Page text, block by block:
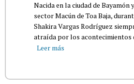
Nacida en la ciudad de Bayamón
sector Macún de Toa Baja,
Shakira Vargas Rodríguez
atraída por los acontecimientos
Leer más